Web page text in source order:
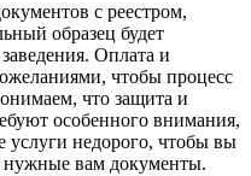
с реестром,
образец будет
Оплата и
чтобы процесс
что защита и
особенного внимания,
услуги недорого, чтобы вы
нужные вам документы.